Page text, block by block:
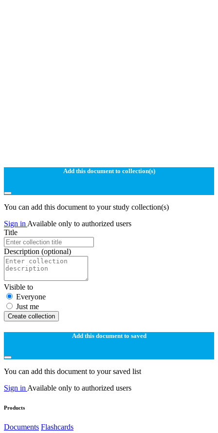
Add this document to collection(s)
You can add this document to your study collection(s)
Sign in Available only to authorized users
Title
Description (optional)
Visible to
Everyone
Just me
Create collection
Add this document to saved
You can add this document to your saved list
Sign in Available only to authorized users
Products
Documents Flashcards